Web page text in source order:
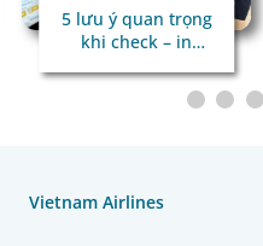
5 lưu ý quan trọng
khi check – in
kiểm tra tự động
TravelDoc ADC
Vietnam Airlines